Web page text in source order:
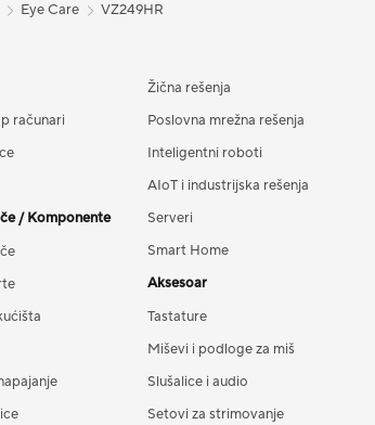
Eye Care VZ249HR
računari
/ Komponente
Žična rešenja
Poslovna mrežna rešenja
Inteligentni roboti
AIoT i industrijska rešenja
Serveri
Smart Home
Aksesoar
Tastature
Miševi i podloge za miš
Slušalice i audio
Setovi za strimovanje